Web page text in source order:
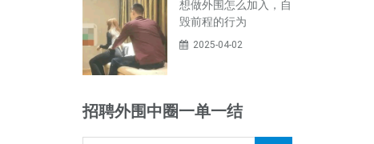
想做外围怎么加入，自
毁前程的行为
2025-04-02
招聘外围中圈一单一结